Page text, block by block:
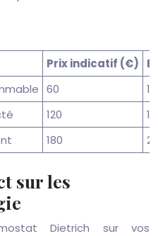
Prix indicatif (€)
60
120
180
sur les
Dietrich sur vos